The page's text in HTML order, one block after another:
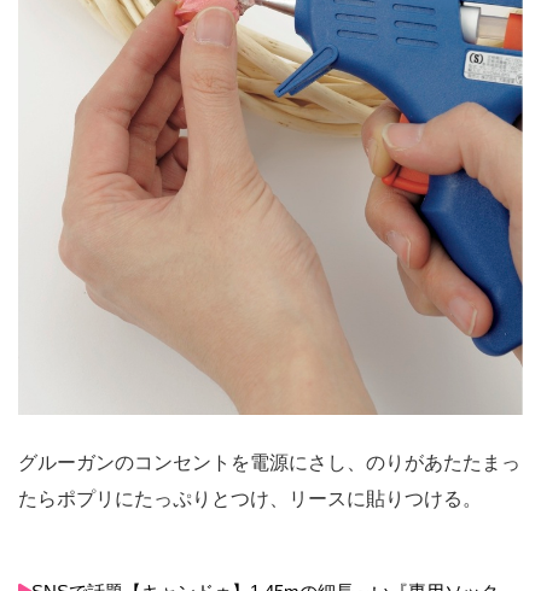
グルーガンのコンセントを電源にさし、のりがあたたまっ
たらポプリにたっぷりとつけ、リースに貼りつける。